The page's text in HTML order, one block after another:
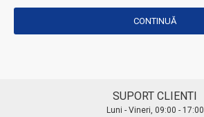
CONTINUĂ
SUPORT CLIENTI
Luni - Vineri, 09:00 - 17:00